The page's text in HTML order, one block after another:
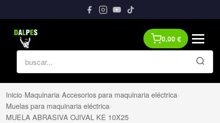
0,00 €
Inicio›Maquinaria›Accesorios para maquinaria eléctrica›
Muelas para maquinaria eléctrica›
MUELA ABRASIVA OJIVAL KE 10X25